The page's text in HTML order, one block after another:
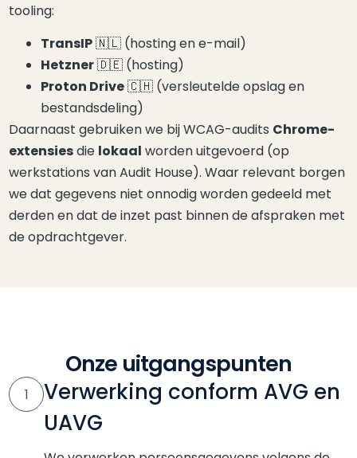
tooling:
TransIP🇳🇱(Nederland)
(hosting en e-mail)
Hetzner🇩🇪(Duitsland)
(hosting)
Proton Drive🇨🇭(Zwitserland)
(versleutelde opslag en
bestandsdeling)
Daarnaast gebruiken we bij WCAG-audits Chrome-
extensiesdie lokaal worden uitgevoerd (op
werkstations van Audit House). Waar relevant borgen
we dat gegevens niet onnodig worden gedeeld met
derden en dat de inzet past binnen de afspraken met
de opdrachtgever.
Onze uitgangspunten
1
Verwerking conform AVG en
UAVG